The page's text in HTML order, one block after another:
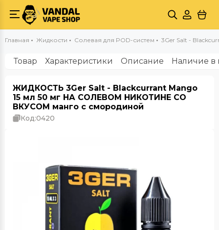
Главная Жидкости Солевая для POD-систем 3Ger Salt -
Товар Характеристики Описание Наличие в
ЖИДКОСТЬ 3Ger Salt - Blackcurrant Mango
15 мл 50 мг НА СОЛЕВОМ НИКОТИНЕ СО
ВКУСОМ манго с смородиной
Код:0420